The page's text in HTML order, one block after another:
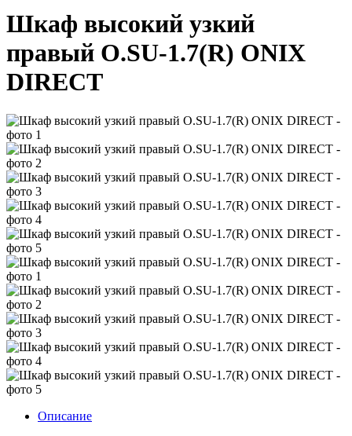
Шкаф высокий узкий
правый O.SU-1.7(R) ONIX
DIRECT
Описание